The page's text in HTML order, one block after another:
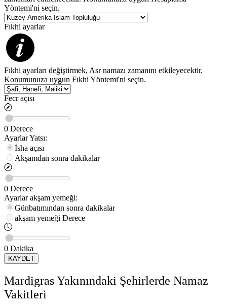
Yöntemi'ni seçin.
Fıkhi ayarlar
Fıkhi ayarları değiştirmek, Asr namazı zamanını etkileyecektir.
Konumunuza uygun Fıkhi Yöntemi'ni seçin.
Fecr açısı
0 Derece
AyarlarYatsı:
İsha açısı
Akşamdan sonra dakikalar
0 Derece
Ayarlar akşam yemeği:
Günbatımından sonra dakikalar
akşam yemeği Derece
0 Dakika
KAYDET
Mardigras Yakınındaki Şehirlerde Namaz
Vakitleri